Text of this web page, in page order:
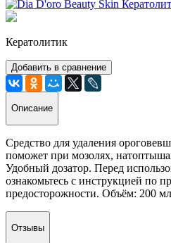
Кератолитик
Добавить в сравнение
Описание
Средство для удаления
поможет при мозолях,
Удобный дозатор. Перед
ознакомьтесь с инструкцией по
предосторожности. Объём: 200
Отзывы